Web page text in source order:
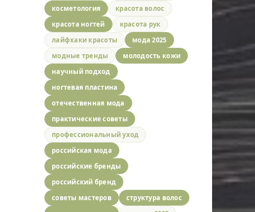
косметология
красота волос
красота ногтей
красота рук
лайфхаки красоты
мода 2025
модные тренды
молодость кожи
научный подход
ногтевая пластина
отечественная мода
практические советы
профессиональный уход
российская мода
российские бренды
российский бренд
советы мастеров
структура волос